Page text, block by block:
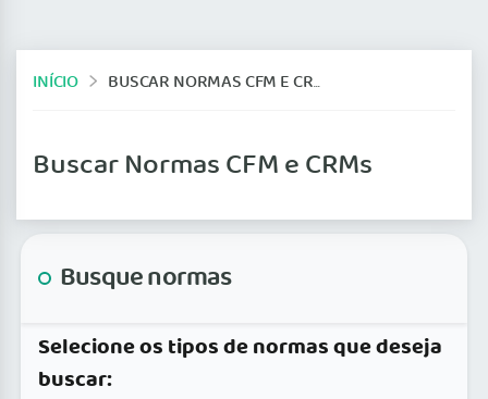
INÍCIO BUSCAR NORMAS CFM E CRMS
Buscar Normas CFM e CRMs
Busque normas
Selecione os tipos de normas que deseja
buscar: